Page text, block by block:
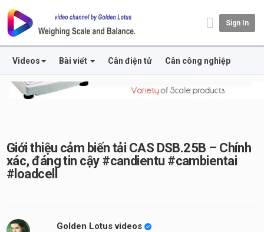
Sign In
Videos Bài viết Cân điện tử Cân công nghiệp
Giới thiệu cảm biến tải CAS DSB.25B – Chính
xác, đáng tin cậy #candientu #cambientai
#loadcell
Golden Lotus videos